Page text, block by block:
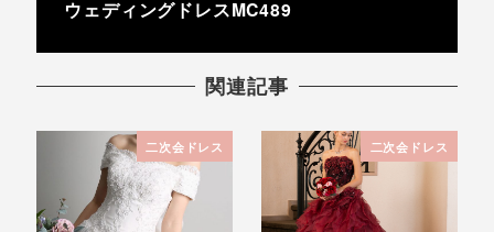
ウェディングドレスMC489
関連記事
二次会ドレス 二次会ドレス